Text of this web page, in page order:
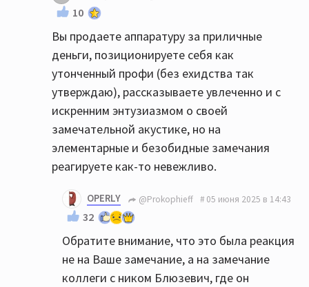
10
Вы продаете аппаратуру за приличные
деньги, позиционируете себя как
утонченный профи (без ехидства так
утверждаю), рассказываете увлеченно и с
искренним энтузиазмом о своей
замечательной акустике, но на
элементарные и безобидные замечания
реагируете как-то невежливо.
OPERLY @Prokophieff 05 июня 2025 в 14:43
32
Обратите внимание, что это была реакция
не на Ваше замечание, а на замечание
коллеги с ником Блюзевич, где он